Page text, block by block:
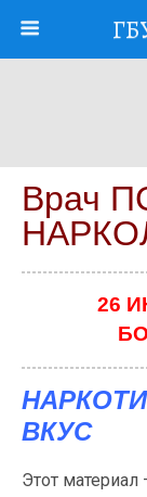
Врач
26
ВКУС
Этот материал